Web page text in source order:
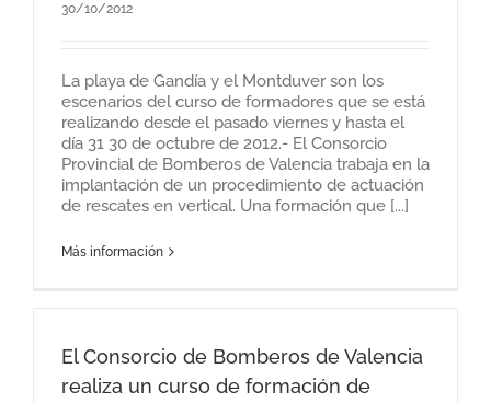
30/10/2012
La playa de Gandía y el Montduver son los
escenarios del curso de formadores que se está
realizando desde el pasado viernes y hasta el
día 31 30 de octubre de 2012.- El Consorcio
Provincial de Bomberos de Valencia trabaja en la
implantación de un procedimiento de actuación
de rescates en vertical. Una formación que [...]
Más información
El Consorcio de Bomberos de Valencia
realiza un curso de formación de